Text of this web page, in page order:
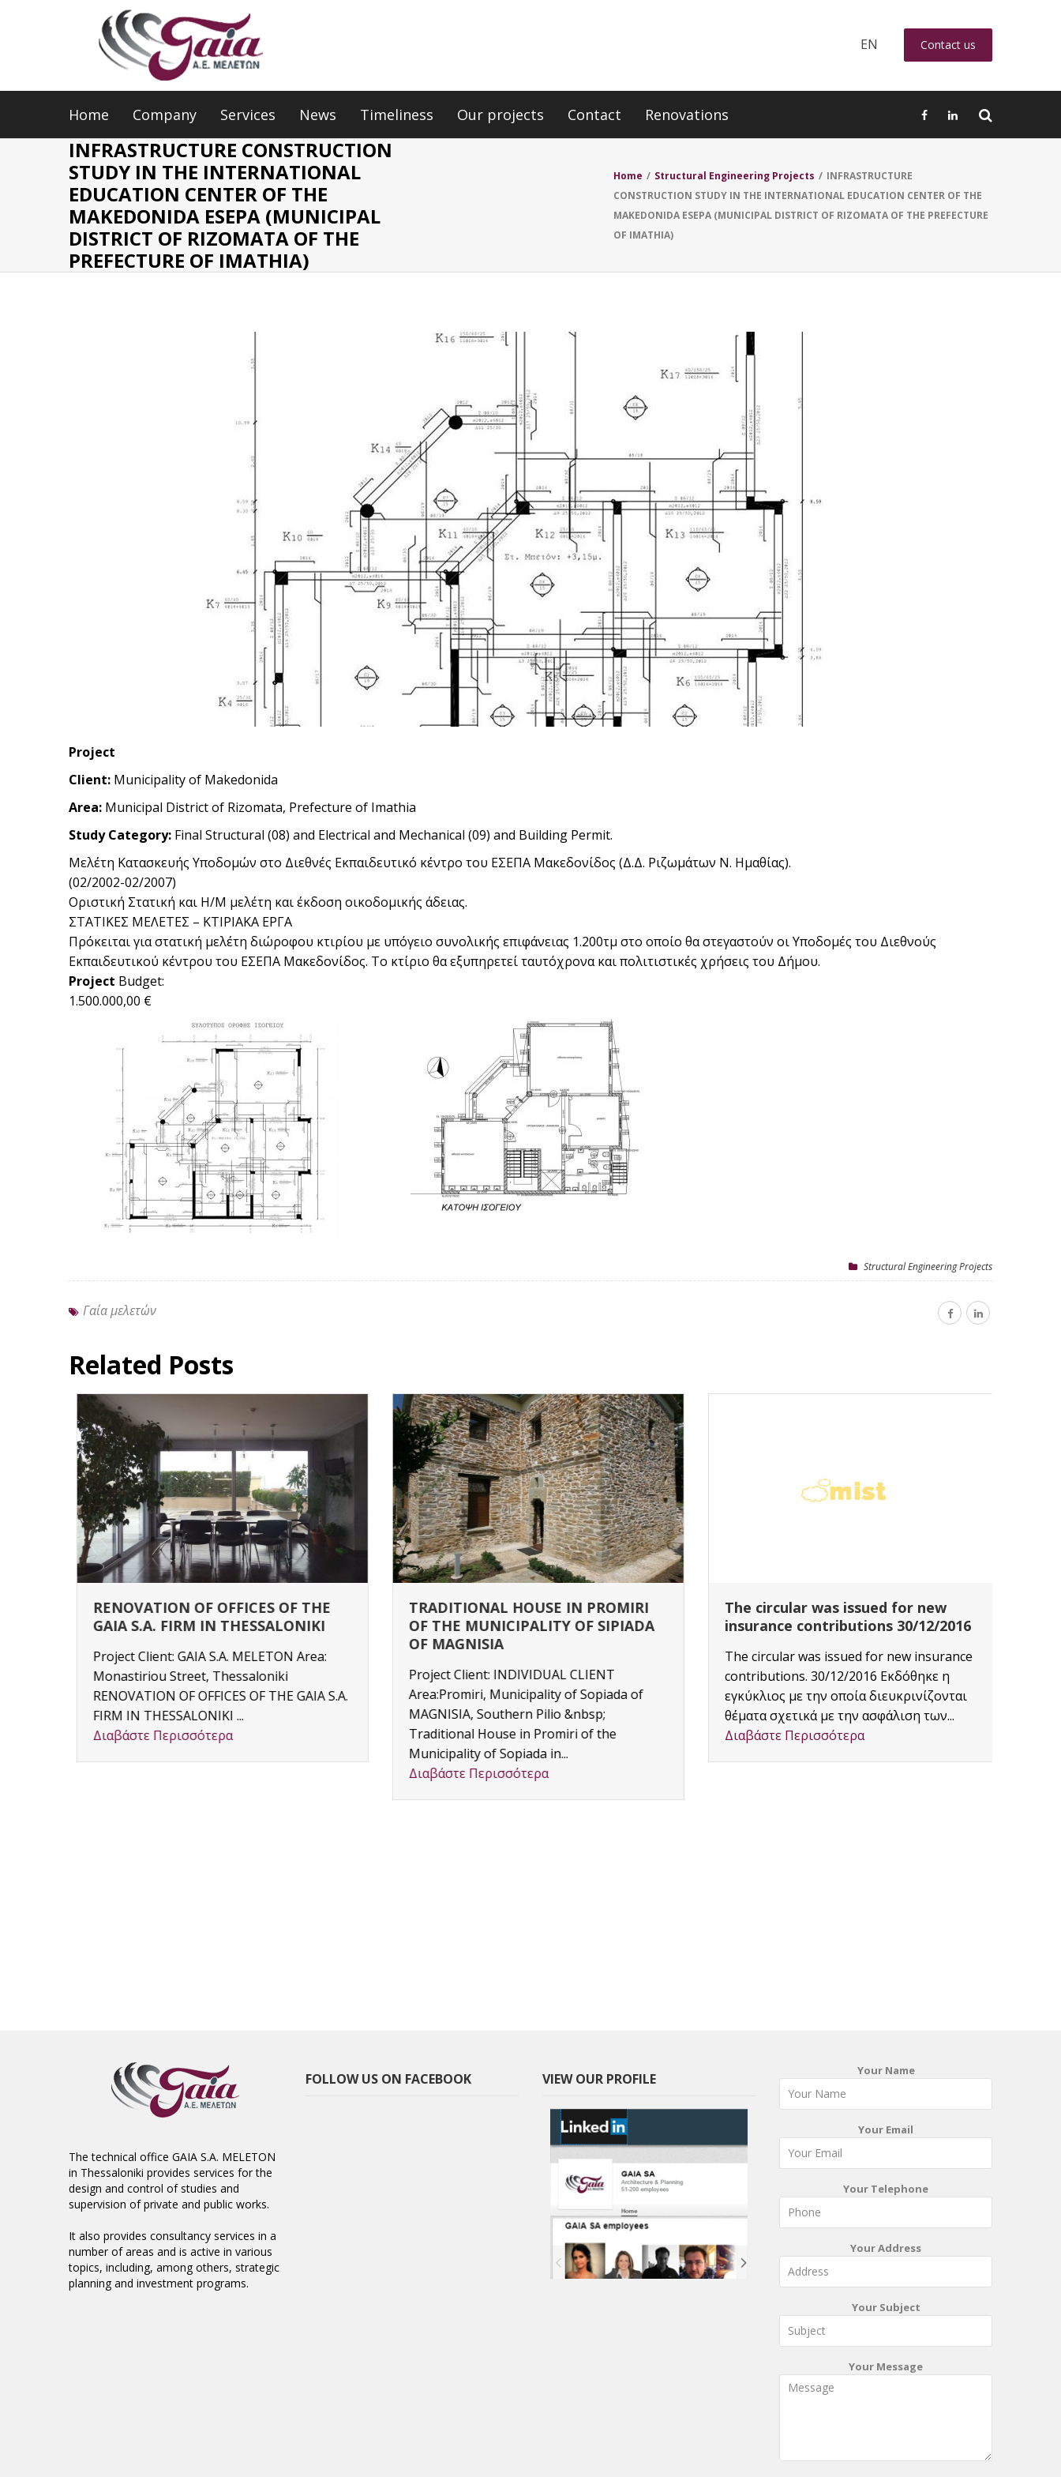
EN Contact us
Home Company Services News Timeliness Our projects Contact Renovations
INFRASTRUCTURE CONSTRUCTION
STUDY IN THE INTERNATIONAL
EDUCATION CENTER OF THE
MAKEDONIDA ESEPA (MUNICIPAL
DISTRICT OF RIZOMATA OF THE
PREFECTURE OF IMATHIA)
Home / Structural Engineering Projects / INFRASTRUCTURE
CONSTRUCTION STUDY IN THE INTERNATIONAL EDUCATION CENTER OF THE
MAKEDONIDA ESEPA (MUNICIPAL DISTRICT OF RIZOMATA OF THE PREFECTURE
OF IMATHIA)
Project
Client: Municipality of Makedonida
Area: Municipal District of Rizomata, Prefecture of Imathia
Study Category: Final Structural (08) and Electrical and Mechanical (09) and Building Permit.
Μελέτη Κατασκευής Υποδομών στο Διεθνές Εκπαιδευτικό κέντρο του ΕΣΕΠΑ Μακεδονίδος (Δ.Δ. Ριζωμάτων Ν. Ημαθίας).
(02/2002-02/2007)
Οριστική Στατική και Η/Μ μελέτη και έκδοση οικοδομικής άδειας.
ΣΤΑΤΙΚΕΣ ΜΕΛΕΤΕΣ – ΚΤΙΡΙΑΚΑ ΕΡΓΑ
Πρόκειται για στατική μελέτη διώροφου κτιρίου με υπόγειο συνολικής επιφάνειας 1.200τμ στο οποίο θα στεγαστούν οι Υποδομές του Διεθνούς
Εκπαιδευτικού κέντρου του ΕΣΕΠΑ Μακεδονίδος. Το κτίριο θα εξυπηρετεί ταυτόχρονα και πολιτιστικές χρήσεις του Δήμου.
Project Budget:
1.500.000,00 €
Structural Engineering Projects
Γαία μελετών
Related Posts
RENOVATION OF OFFICES OF THE
GAIA S.A. FIRM IN THESSALONIKI
Project Client: GAIA S.A. MELETON Area:
Monastiriou Street, Thessaloniki
RENOVATION OF OFFICES OF THE GAIA S.A.
FIRM IN THESSALONIKI ...
Διαβάστε Περισσότερα
TRADITIONAL HOUSE IN PROMIRI
OF THE MUNICIPALITY OF SIPIADA
OF MAGNISIA
Project Client: INDIVIDUAL CLIENT
Area:Promiri, Municipality of Sopiada of
MAGNISIA, Southern Pilio &nbsp;
Traditional House in Promiri of the
Municipality of Sopiada in...
Διαβάστε Περισσότερα
The circular was issued for new
insurance contributions 30/12/2016
The circular was issued for new insurance
contributions. 30/12/2016 Εκδόθηκε η
εγκύκλιος με την οποία διευκρινίζονται
θέματα σχετικά με την ασφάλιση των...
Διαβάστε Περισσότερα
The technical office GAIA S.A. MELETON
in Thessaloniki provides services for the
design and control of studies and
supervision of private and public works.
It also provides consultancy services in a
number of areas and is active in various
topics, including, among others, strategic
planning and investment programs.
FOLLOW US ON FACEBOOK VIEW OUR PROFILE Your Name
Your Email
Your Telephone
Your Address
Your Subject
Your Message